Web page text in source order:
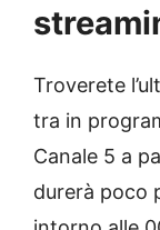
Troverete
tra in
Canale 5 a
durerà poco